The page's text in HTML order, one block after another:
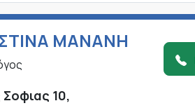
ΜΑΝΑΝΗ
Σοφιας 10,